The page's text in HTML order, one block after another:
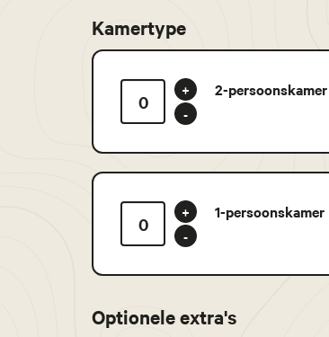
Kamertype
+
-
2-persoonskamer
+
-
1-persoonskamer
Optionele extra's